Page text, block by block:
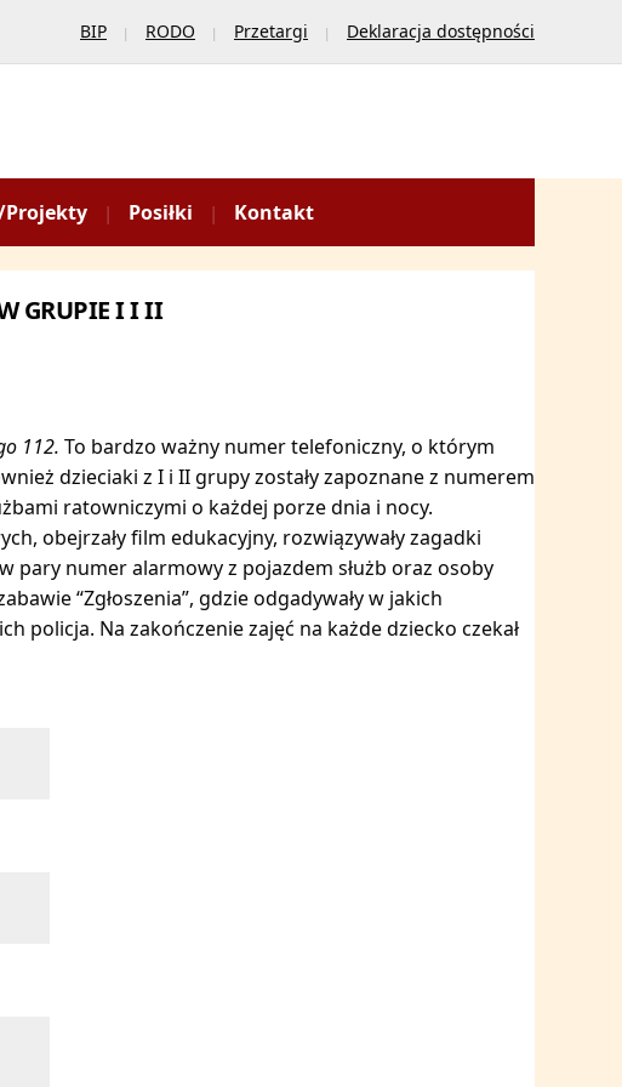
BIP RODO Przetargi Deklaracja dostępności
Posiłki Kontakt
GRUPIE I I II
112. To bardzo ważny numer telefoniczny, o którym
dzieciaki z I i II grupy zostały zapoznane z numerem
ratowniczymi o każdej porze dnia i nocy.
obejrzały film edukacyjny, rozwiązywały zagadki
pary numer alarmowy z pojazdem służb oraz osoby
“Zgłoszenia”, gdzie odgadywały w jakich
policja. Na zakończenie zajęć na każde dziecko czekał